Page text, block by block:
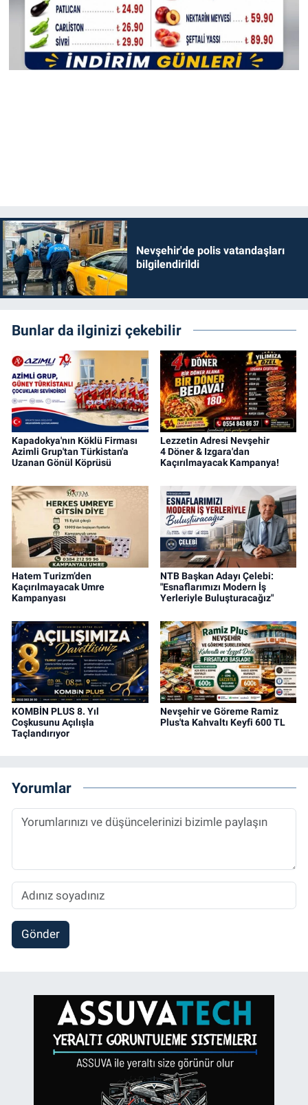
Nevşehir'de polis vatandaşları
bilgilendirildi
Bunlar da ilginizi çekebilir
Kapadokya'nın Köklü Firması
Azimli Grup'tan Türkistan'a
Uzanan Gönül Köprüsü
Lezzetin Adresi Nevşehir
4 Döner & Izgara'dan
Kaçırılmayacak Kampanya!
Hatem Turizm’den
Kaçırılmayacak Umre
Kampanyası
NTB Başkan Adayı Çelebi:
"Esnaflarımızı Modern İş
Yerleriyle Buluşturacağız"
KOMBİN PLUS 8. Yıl
Coşkusunu Açılışla
Taçlandırıyor
Nevşehir ve Göreme Ramiz
Plus'ta Kahvaltı Keyfi 600 TL
Yorumlar
Gönder